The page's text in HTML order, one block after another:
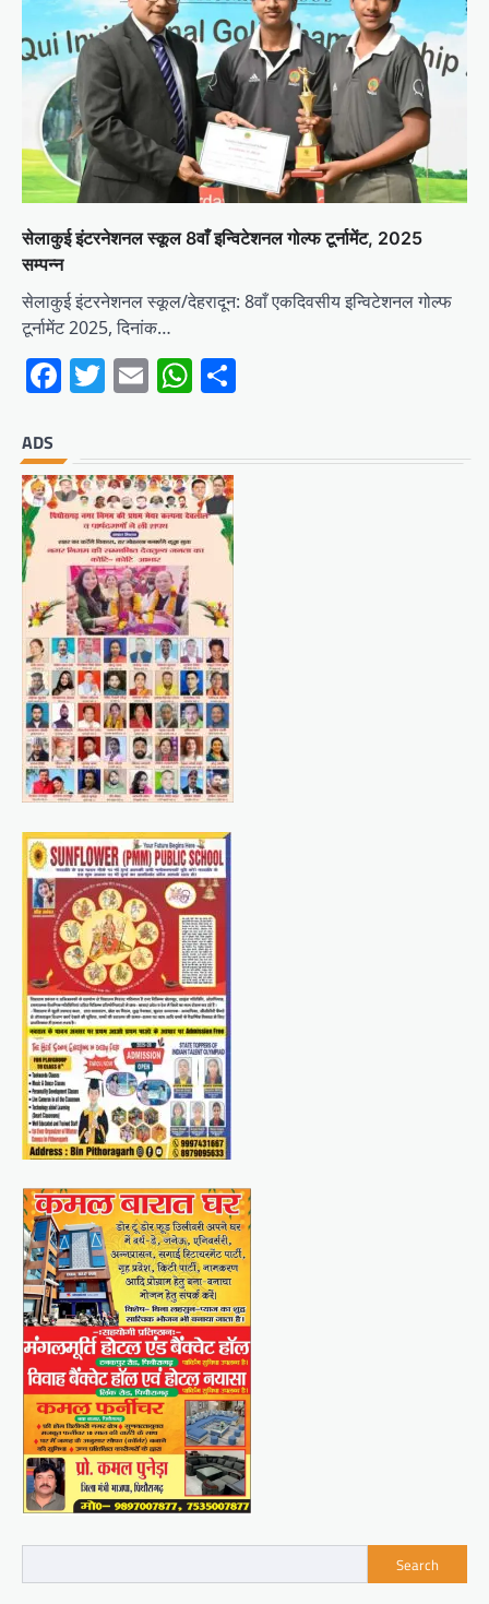
सेलाकुई इंटरनेशनल स्कूल 8वाँ इन्विटेशनल गोल्फ टूर्नामेंट, 2025
सम्पन्न
सेलाकुई इंटरनेशनल स्कूल/देहरादून: 8वाँ एकदिवसीय इन्विटेशनल गोल्फ
टूर्नामेंट 2025, दिनांक…
Facebook
Twitter
EmailWhatsApp
ADS
Search